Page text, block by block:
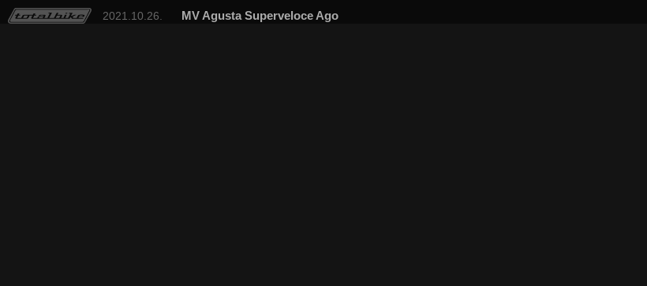
MV Agusta Superveloce Ago
2021.10.26.